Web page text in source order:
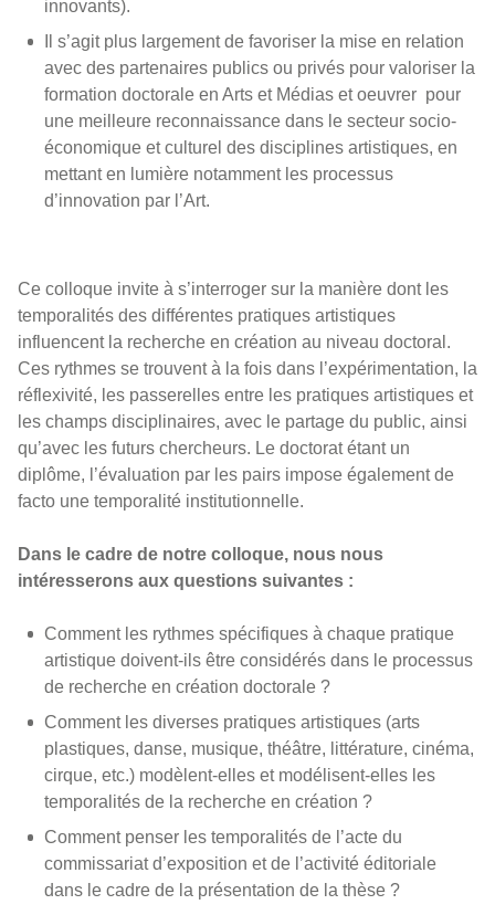
innovants).
Il s’agit plus largement de favoriser la mise en relation
avec des partenaires publics ou privés pour valoriser la
formation doctorale en Arts et Médias et oeuvrer pour
une meilleure reconnaissance dans le secteur socio-
économique et culturel des disciplines artistiques, en
mettant en lumière notamment les processus
d’innovation par l’Art.
Ce colloque invite à s’interroger sur la manière dont les
temporalités des différentes pratiques artistiques
influencent la recherche en création au niveau doctoral.
Ces rythmes se trouvent à la fois dans l’expérimentation, la
réflexivité, les passerelles entre les pratiques artistiques et
les champs disciplinaires, avec le partage du public, ainsi
qu’avec les futurs chercheurs. Le doctorat étant un
diplôme, l’évaluation par les pairs impose également de
facto une temporalité institutionnelle.
Dans le cadre de notre colloque, nous nous
intéresserons aux questions suivantes :
Comment les rythmes spécifiques à chaque pratique
artistique doivent-ils être considérés dans le processus
de recherche en création doctorale ?
Comment les diverses pratiques artistiques (arts
plastiques, danse, musique, théâtre, littérature, cinéma,
cirque, etc.) modèlent-elles et modélisent-elles les
temporalités de la recherche en création ?
Comment penser les temporalités de l’acte du
commissariat d’exposition et de l’activité éditoriale
dans le cadre de la présentation de la thèse ?